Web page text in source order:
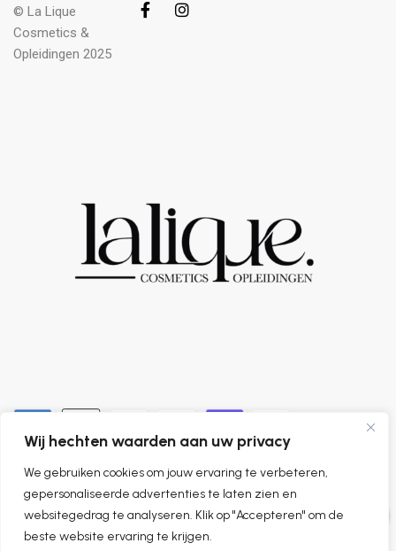
Wij hechten waarden aan uw privacy
We gebruiken cookies om jouw ervaring te verbeteren,
gepersonaliseerde advertenties te laten zien en
websitegedrag te analyseren. Klik op "Accepteren" om de
beste website ervaring te krijgen.
© La Lique
Cosmetics &
Opleidingen 2025